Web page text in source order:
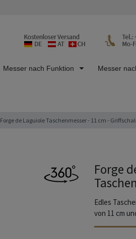
Messer nach Funktion Messer
Forge de Laguiole Taschenmesser - 11 cm -
Forge
Edles
von 11 cm